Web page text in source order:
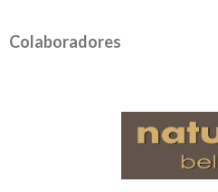
Colaboradores